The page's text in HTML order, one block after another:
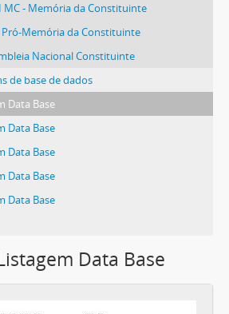
MC - Memória da Constituinte
Pró-Memória da Constituinte
Nacional Constituinte
de base de dados
Data Base
Data Base
Data Base
Data Base
Data Base
Data Base